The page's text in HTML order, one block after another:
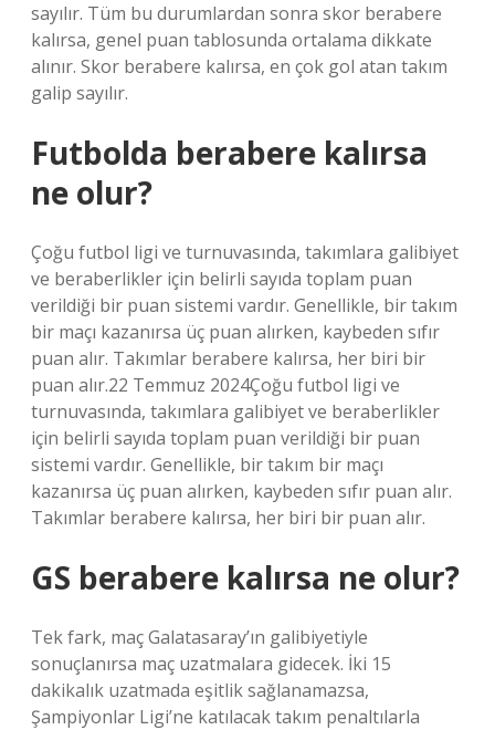
sayılır. Tüm bu durumlardan sonra skor berabere
kalırsa, genel puan tablosunda ortalama dikkate
alınır. Skor berabere kalırsa, en çok gol atan takım
galip sayılır.
Futbolda berabere kalırsa
ne olur?
Çoğu futbol ligi ve turnuvasında, takımlara galibiyet
ve beraberlikler için belirli sayıda toplam puan
verildiği bir puan sistemi vardır. Genellikle, bir takım
bir maçı kazanırsa üç puan alırken, kaybeden sıfır
puan alır. Takımlar berabere kalırsa, her biri bir
puan alır.22 Temmuz 2024Çoğu futbol ligi ve
turnuvasında, takımlara galibiyet ve beraberlikler
için belirli sayıda toplam puan verildiği bir puan
sistemi vardır. Genellikle, bir takım bir maçı
kazanırsa üç puan alırken, kaybeden sıfır puan alır.
Takımlar berabere kalırsa, her biri bir puan alır.
GS berabere kalırsa ne olur?
Tek fark, maç Galatasaray’ın galibiyetiyle
sonuçlanırsa maç uzatmalara gidecek. İki 15
dakikalık uzatmada eşitlik sağlanamazsa,
Şampiyonlar Ligi’ne katılacak takım penaltılarla